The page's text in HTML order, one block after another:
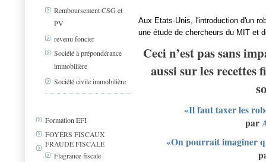
Remboursement CSG et
PV
revenu foncier
Société à prépondérance
immobilière
Société civile immobilière
Formation EFI
FOYERS FISCAUX
FRAUDE FISCALE
Flagrance fiscale
Aux Etats-Unis, l'introduction d'un
une étude de chercheurs du MIT et
Ceci n’est pas sans
aussi sur les recettes
«Il faut taxer les
par
«On pourrait imaginer